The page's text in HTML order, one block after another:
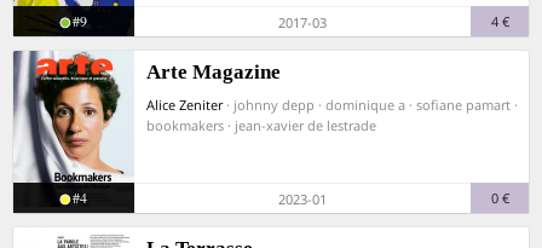
#9 2017-03 4 €
Arte Magazine
Alice Zeniter · johnny depp · dominique a · sofiane pamart ·
bookmakers · jean-xavier de lestrade
#4 2023-01 0 €